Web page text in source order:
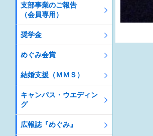
支部事業のご報告
（会員専用）
奨学金
めぐみ会賞
結婚支援（ＭＭＳ）
キャンパス・ウエディン
グ
広報誌『めぐみ』